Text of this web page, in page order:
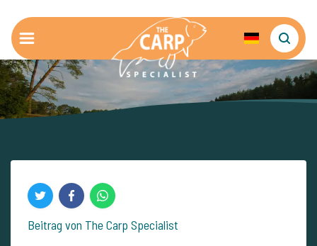
Beitrag von The Carp Specialist